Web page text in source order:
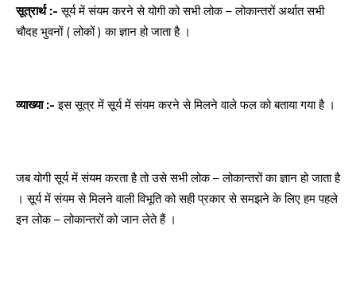
सूत्रार्थ :-सूर्य में संयम करने से योगी को सभी लोक – लोकान्तरों अर्थात सभी
चौदह भुवनों ( लोकों ) का ज्ञान हो जाता है ।
व्याख्या :-इस सूत्र में सूर्य में संयम करने से मिलने वाले फल को बताया गया है ।
जब योगी सूर्य में संयम करता है तो उसे सभी लोक – लोकान्तरों का ज्ञान हो जाता है
। सूर्य में संयम से मिलने वाली विभूति को सही प्रकार से समझने के लिए हम पहले
इन लोक – लोकान्तरों को जान लेते हैं ।